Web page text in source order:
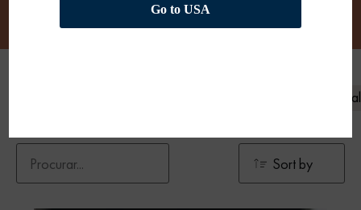
Leite de origem animal
Go to USA